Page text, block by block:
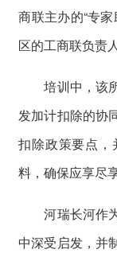
商联主办的“专
区的工商联负责
培训中，该所
发加计扣除的协
扣除政策要点，
料，确保应享尽
河瑞长河作为
中深受启发，并